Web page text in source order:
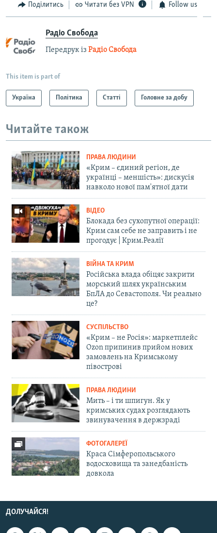
Поділитись Читати без VPN Follow us
Радіо Свобода
Передрук із Радіо Свобода
This item is part of
Україна Політика Статті Головне за добу
Читайте також
ПРАВА ЛЮДИНИ
«Крим – єдиний регіон, де
українці – меншість»: дискусія
навколо нової пам'ятної дати
ВІДЕО
Блокада без сухопутної операції:
Крим сам себе не заправить і не
прогодує | Крим.Реалії
ВІЙНА ТА КРИМ
Російська влада обіцяє закрити
морський шлях українським
БпЛА до Севастополя. Чи реально
це?
СУСПІЛЬСТВО
«Крим – не Росія»: маркетплейс
Ozon припинив прийом нових
замовлень на Кримському
півострові
ПРАВА ЛЮДИНИ
Мить – і ти шпигун. Як у
кримських судах розглядають
звинувачення в держзраді
ФОТОГАЛЕРЕЇ
Краса Сімферопольського
водосховища та занедбаність
довкола
ДОЛУЧАЙСЯ!